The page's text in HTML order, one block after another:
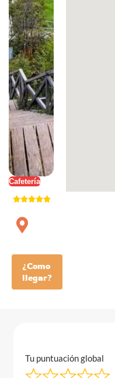
Cafetería
¿Como
llegar?
Tu puntuación global